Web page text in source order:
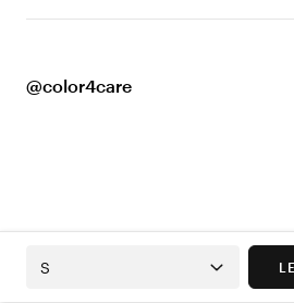
@color4care
S